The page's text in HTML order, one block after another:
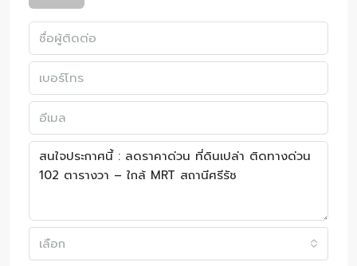
เลือก